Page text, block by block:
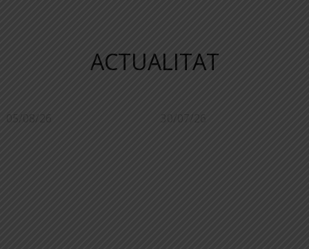
ACTUALITAT
05/08/26 30/07/26